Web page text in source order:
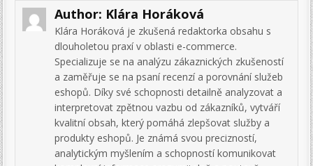
Author: Klára Horáková
Klára Horáková je zkušená redaktorka obsahu s
dlouholetou praxí v oblasti e-commerce.
Specializuje se na analýzu zákaznických zkušeností
a zaměřuje se na psaní recenzí a porovnání služeb
eshopů. Díky své schopnosti detailně analyzovat a
interpretovat zpětnou vazbu od zákazníků, vytváří
kvalitní obsah, který pomáhá zlepšovat služby a
produkty eshopů. Je známá svou precizností,
analytickým myšlením a schopností komunikovat